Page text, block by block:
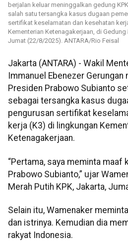
berjalan keluar meninggalkan gedung
salah satu tersangka kasus dugaan
sertifikat keselamatan dan kesehatan
Kementerian Ketenagakerjaan, di Gedung
Jumat (22/8/2025). ANTARA/Rio Feisal
Jakarta (ANTARA) - Wakil
Immanuel Ebenezer
Presiden Prabowo Subianto
sebagai tersangka kasus
pengurusan sertifikat
kerja (K3) di lingkungan
Ketenagakerjaan.
“Pertama, saya meminta maaf
Prabowo Subianto,” ujar
Merah Putih KPK, Jakarta,
Selain itu, Wamenaker
dan istrinya. Kemudian dia
rakyat Indonesia.